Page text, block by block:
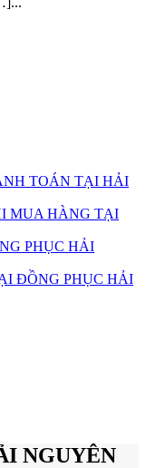
TOÁN TẠI HẢI
MUA HÀNG TẠI
PHỤC HẢI
ĐỒNG PHỤC HẢI
NGUYÊN